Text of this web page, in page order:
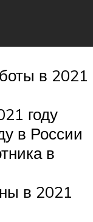
в 2021
году
в России
в
в 2021